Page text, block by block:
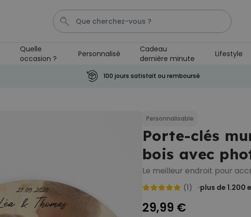
Tablier Lampe Led
pictos et nom
exemplaires
vendus
Personnalisable
Verre Aperol Spritz
19.400
exemplaires
Quelle
occasion ?
Personnalisé
Cadeau
dernière minute
Lifestyle
100 jours satisfait ou remboursé
Personnalisable
Porte-clés
bois avec
Le meilleur endroit pour
(1) plus de 1.200
29,99 €